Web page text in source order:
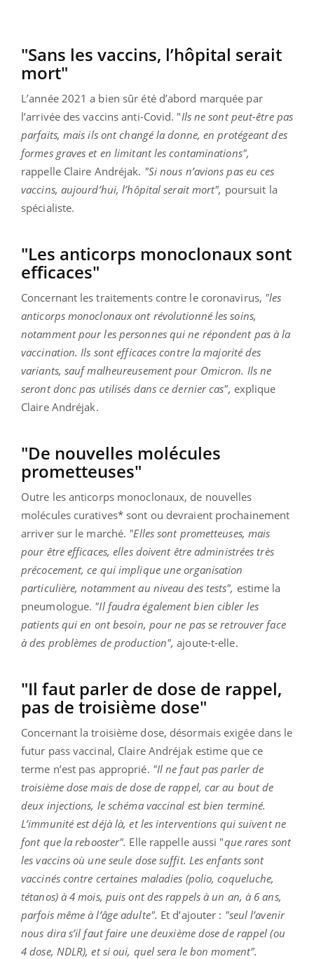
"Sans les vaccins, l’hôpital serait
mort"
L’année 2021 a bien sûr été d’abord marquée par
l’arrivée des vaccins anti-Covid. "Ils ne sont peut-être pas
parfaits, mais ils ont changé la donne, en protégeant des
formes graves et en limitant les contaminations",
rappelle Claire Andréjak. "Si nous n’avions pas eu ces
vaccins, aujourd’hui, l’hôpital serait mort", poursuit la
spécialiste.
"Les anticorps monoclonaux sont
efficaces"
Concernant les traitements contre le coronavirus, "les
anticorps monoclonaux ont révolutionné les soins,
notamment pour les personnes qui ne répondent pas à la
vaccination. Ils sont efficaces contre la majorité des
variants, sauf malheureusement pour Omicron. Ils ne
seront donc pas utilisés dans ce dernier cas", explique
Claire Andréjak.
"De nouvelles molécules
prometteuses"
Outre les anticorps monoclonaux, de nouvelles
molécules curatives* sont ou devraient prochainement
arriver sur le marché. "Elles sont prometteuses, mais
pour être efficaces, elles doivent être administrées très
précocement, ce qui implique une organisation
particulière, notamment au niveau des tests", estime la
pneumologue. "Il faudra également bien cibler les
patients qui en ont besoin, pour ne pas se retrouver face
à des problèmes de production", ajoute-t-elle.
"Il faut parler de dose de rappel,
pas de troisième dose"
Concernant la troisième dose, désormais exigée dans le
futur pass vaccinal, Claire Andréjak estime que ce
terme n’est pas approprié. "Il ne faut pas parler de
troisième dose mais de dose de rappel, car au bout de
deux injections, le schéma vaccinal est bien terminé.
L’immunité est déjà là, et les interventions qui suivent ne
font que la rebooster". Elle rappelle aussi "que rares sont
les vaccins où une seule dose suffit. Les enfants sont
vaccinés contre certaines maladies (polio, coqueluche,
tétanos) à 4 mois, puis ont des rappels à un an, à 6 ans,
parfois même à l’âge adulte". Et d’ajouter : "seul l’avenir
nous dira s’il faut faire une deuxième dose de rappel (ou
4 dose, NDLR), et si oui, quel sera le bon moment".